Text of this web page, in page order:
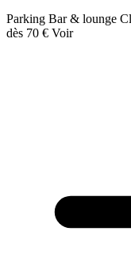
Parking Bar & lounge
dès 70 € Voir